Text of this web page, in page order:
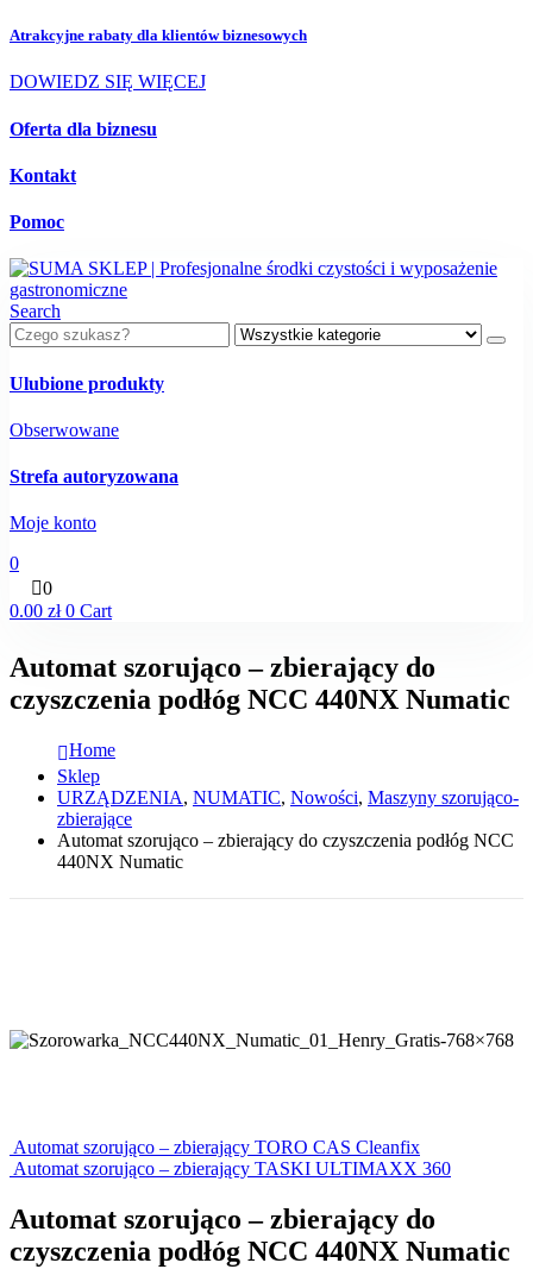
Atrakcyjne rabaty dla klientów biznesowych
DOWIEDZ SIĘ WIĘCEJ
Oferta dla biznesu
Kontakt
Pomoc
Search
Ulubione produkty
Obserwowane
Strefa autoryzowana
Moje konto
0
0
0.00 zł 0 Cart
Automat szorująco – zbierający do
czyszczenia podłóg NCC 440NX Numatic
Home
Sklep
URZĄDZENIA, NUMATIC, Nowości, Maszyny szorująco-
zbierające
Automat szorująco – zbierający do czyszczenia podłóg NCC
440NX Numatic
Automat szorująco – zbierający TORO CAS Cleanfix
Automat szorująco – zbierający TASKI ULTIMAXX 360
Automat szorująco – zbierający do
czyszczenia podłóg NCC 440NX Numatic